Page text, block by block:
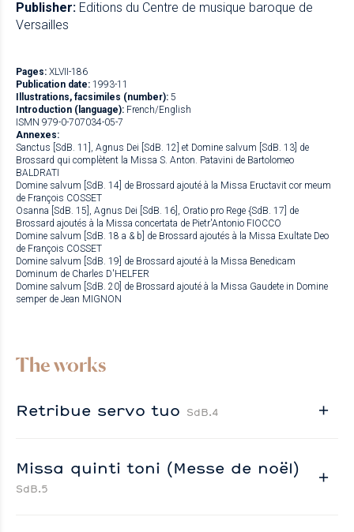
Publisher: Editions du Centre de musique baroque de
Versailles
Pages: XLVII-186
Publication date: 1993-11
Illustrations, facsimiles (number): 5
Introduction (language): French/English
ISMN 979-0-707034-05-7
Annexes:
Sanctus [SdB. 11], Agnus Dei [SdB. 12] et Domine salvum [SdB. 13] de
Brossard qui complètent la Missa S. Anton. Patavini de Bartolomeo
BALDRATI
Domine salvum [SdB. 14] de Brossard ajouté à la Missa Eructavit cor meum
de François COSSET
Osanna [SdB. 15], Agnus Dei [SdB. 16], Oratio pro Rege {SdB. 17] de
Brossard ajoutés à la Missa concertata de Pietr'Antonio FIOCCO
Domine salvum [SdB. 18 a & b] de Brossard ajoutés à la Missa Exultate Deo
de François COSSET
Domine salvum [SdB. 19] de Brossard ajouté à la Missa Benedicam
Dominum de Charles D'HELFER
Domine salvum [SdB. 20] de Brossard ajouté à la Missa Gaudete in Domine
semper de Jean MIGNON
The works
Retribue servo tuo SdB.4
Missa quinti toni (Messe de noël)
SdB.5